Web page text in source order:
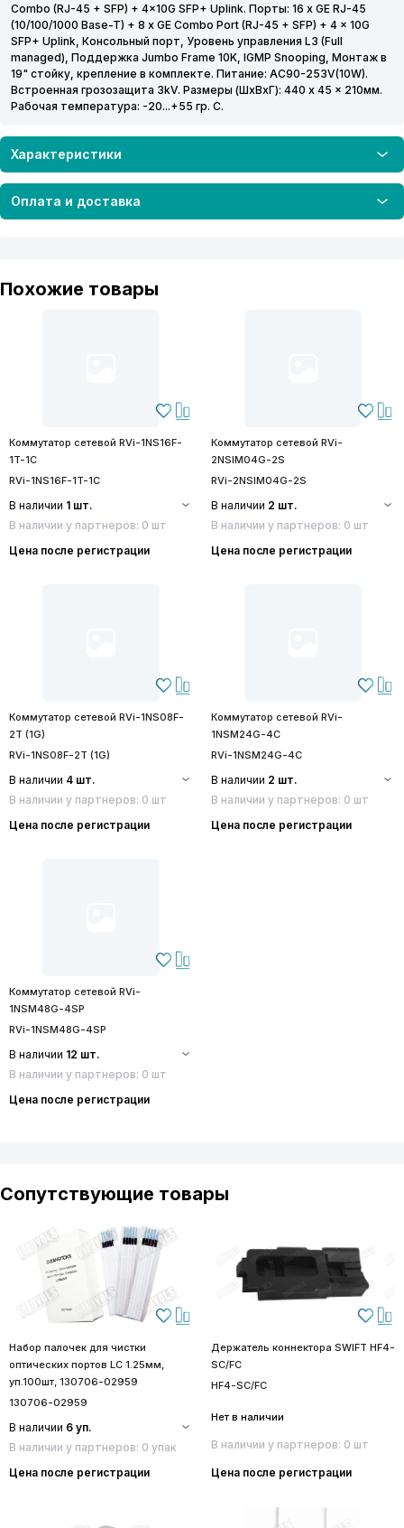
Combo (RJ-45 + SFP) + 4x10G SFP+ Uplink. Порты: 16 x GE RJ-45
(10/100/1000 Base-T) + 8 x GE Combo Port (RJ-45 + SFP) + 4 x 10G
SFP+ Uplink, Консольный порт, Уровень управления L3 (Full
managed), Поддержка Jumbo Frame 10K, IGMP Snooping, Монтаж в
19" стойку, крепление в комплекте. Питание: AC90-253V(10W).
Встроенная грозозащита 3kV. Размеры (ШхВхГ): 440 x 45 x 210мм.
Рабочая температура: -20...+55 гр. С.
Характеристики
Оплата и доставка
Похожие товары
Коммутатор сетевой RVi-1NS16F-
1T-1C
RVi-1NS16F-1T-1C
В наличии 1 шт.
В наличии у партнеров: 0 шт
Цена после регистрации
Коммутатор сетевой RVi-
2NSIM04G-2S
RVi-2NSIM04G-2S
В наличии 2 шт.
В наличии у партнеров: 0 шт
Цена после регистрации
Коммутатор сетевой RVi-1NS08F-
2T (1G)
RVi-1NS08F-2T (1G)
В наличии 4 шт.
В наличии у партнеров: 0 шт
Цена после регистрации
Коммутатор сетевой RVi-
1NSM24G-4C
RVi-1NSM24G-4C
В наличии 2 шт.
В наличии у партнеров: 0 шт
Цена после регистрации
Коммутатор сетевой RVi-
1NSM48G-4SP
RVi-1NSM48G-4SP
В наличии 12 шт.
В наличии у партнеров: 0 шт
Цена после регистрации
Сопутствующие товары
Набор палочек для чистки
оптических портов LC 1.25мм,
уп.100шт, 130706-02959
130706-02959
В наличии 6 уп.
В наличии у партнеров: 0 упак
Цена после регистрации
Держатель коннектора SWIFT HF4-
SC/FC
HF4-SC/FC
Нет в наличии
В наличии у партнеров: 0 шт
Цена после регистрации